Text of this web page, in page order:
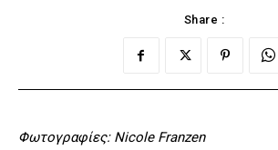
Share :
Φωτογραφίες: Nicole Franzen